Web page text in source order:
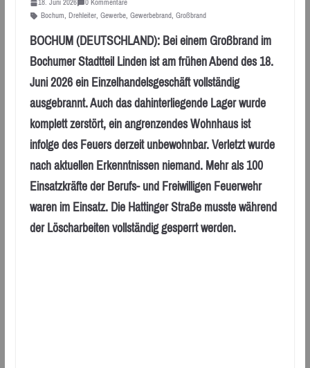
Bochum, Drehleiter, Gewerbe, Gewerbebrand, Großbrand
BOCHUM (DEUTSCHLAND): Bei einem Großbrand im
Bochumer Stadtteil Linden ist am frühen Abend des 18.
Juni 2026 ein Einzelhandelsgeschäft vollständig
ausgebrannt. Auch das dahinterliegende Lager wurde
komplett zerstört, ein angrenzendes Wohnhaus ist
infolge des Feuers derzeit unbewohnbar. Verletzt wurde
nach aktuellen Erkenntnissen niemand. Mehr als 100
Einsatzkräfte der Berufs- und Freiwilligen Feuerwehr
waren im Einsatz. Die Hattinger Straße musste während
der Löscharbeiten vollständig gesperrt werden.